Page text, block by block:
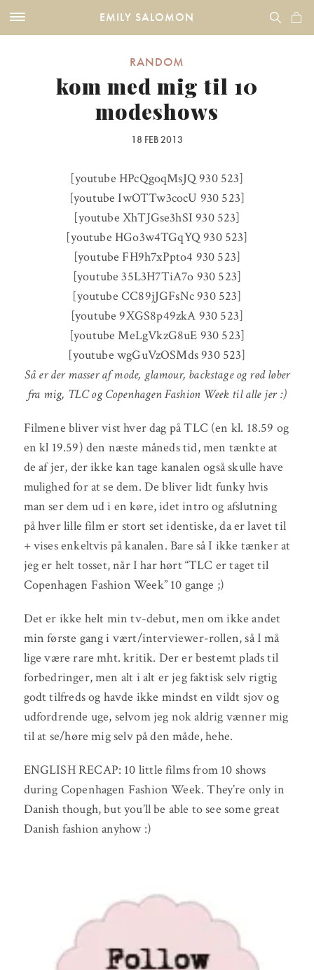
EMILY SALOMON
RANDOM
kom med mig til 10
modeshows
18 FEB 2013
[youtube HPcQgoqMsJQ 930 523]
[youtube IwOTTw3cocU 930 523]
[youtube XhTJGse3hSI 930 523]
[youtube HGo3w4TGqYQ 930 523]
[youtube FH9h7xPpto4 930 523]
[youtube 35L3H7TiA7o 930 523]
[youtube CC89jJGFsNc 930 523]
[youtube 9XGS8p49zkA 930 523]
[youtube MeLgVkzG8uE 930 523]
[youtube wgGuVzOSMds 930 523]
Så er der masser af mode, glamour, backstage og rød løber
fra mig, TLC og Copenhagen Fashion Week til alle jer :)
Filmene bliver vist hver dag på TLC (en kl. 18.59 og
en kl 19.59) den næste måneds tid, men tænkte at
de af jer, der ikke kan tage kanalen også skulle have
mulighed for at se dem. De bliver lidt funky hvis
man ser dem ud i en køre, idet intro og afslutning
på hver lille film er stort set identiske, da er lavet til
+ vises enkeltvis på kanalen. Bare så I ikke tænker at
jeg er helt tosset, når I har hørt “TLC er taget til
Copenhagen Fashion Week” 10 gange ;)
Det er ikke helt min tv-debut, men om ikke andet
min første gang i vært/interviewer-rollen, så I må
lige være rare mht. kritik. Der er bestemt plads til
forbedringer, men alt i alt er jeg faktisk selv rigtig
godt tilfreds og havde ikke mindst en vildt sjov og
udfordrende uge, selvom jeg nok aldrig vænner mig
til at se/høre mig selv på den måde, hehe.
ENGLISH RECAP: 10 little films from 10 shows
during Copenhagen Fashion Week. They’re only in
Danish though, but you’ll be able to see some great
Danish fashion anyhow :)